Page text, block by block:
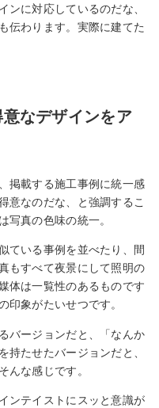
ンに対応しているのだな、
伝わります。実際に建てた
なデザインをア
掲載する施工事例に統一感
意なのだな、と強調するこ
写真の色味の統一。
ている事例を並べたり、間
もすべて夜景にして照明の
体は一覧性のあるものです
印象がたいせつです。
バージョンだと、「なんか
持たせたバージョンだと、
んな感じです。
ンテイストにスッと意識が